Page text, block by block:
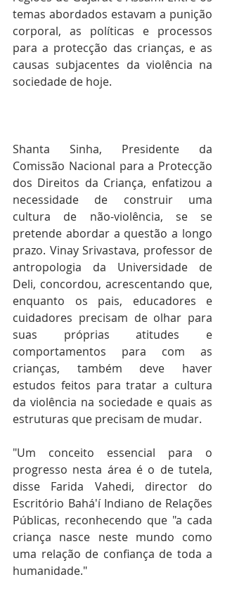
temas abordados estavam a punição
corporal, as políticas e processos
para a protecção das crianças, e as
causas subjacentes da violência na
sociedade de hoje.
Shanta Sinha, Presidente da
Comissão Nacional para a Protecção
dos Direitos da Criança, enfatizou a
necessidade de construir uma
cultura de não-violência, se se
pretende abordar a questão a longo
prazo. Vinay Srivastava, professor de
antropologia da Universidade de
Deli, concordou, acrescentando que,
enquanto os pais, educadores e
cuidadores precisam de olhar para
suas próprias atitudes e
comportamentos para com as
crianças, também deve haver
estudos feitos para tratar a cultura
da violência na sociedade e quais as
estruturas que precisam de mudar.
"Um conceito essencial para o
progresso nesta área é o de tutela,
disse Farida Vahedi, director do
Escritório Bahá'í Indiano de Relações
Públicas, reconhecendo que "a cada
criança nasce neste mundo como
uma relação de confiança de toda a
humanidade."